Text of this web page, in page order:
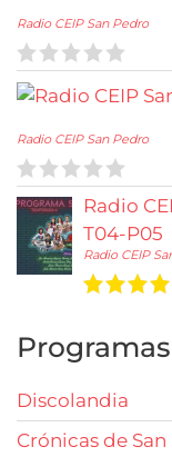
Radio CEIP San Pedro
Radio CEIP San Pedro
Radio
T04-P05
Radio CEIP
Programas
Discolandia
Crónicas de